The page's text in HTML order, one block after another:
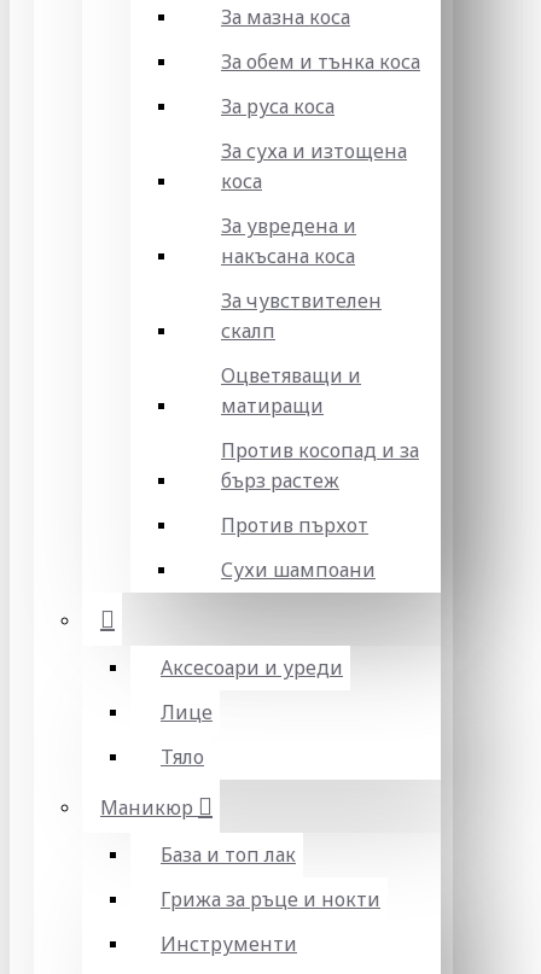
За мазна коса
За обем и тънка коса
За руса коса
За суха и изтощена
коса
За увредена и
накъсана коса
За чувствителен
скалп
Оцветяващи и
матиращи
Против косопад и за
бърз растеж
Против пърхот
Сухи шампоани
Аксесоари и уреди
Лице
Тяло
Маникюр
База и топ лак
Грижа за ръце и нокти
Инструменти